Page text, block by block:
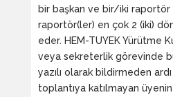
bir başkan ve bir/iki raportör
raportör(ler) en çok 2 (iki)
eder. HEM-TUYEK Yürütme
veya sekreterlik görevinde
yazılı olarak bildirmeden
toplantıya katılmayan